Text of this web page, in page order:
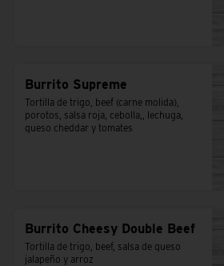
Burrito Supreme
Tortilla de trigo, beef (carne molida),
porotos, salsa roja, cebolla,, lechuga,
queso cheddar y tomates
Burrito Cheesy Double Beef
Tortilla de trigo, beef, salsa de queso
jalapeño y arroz